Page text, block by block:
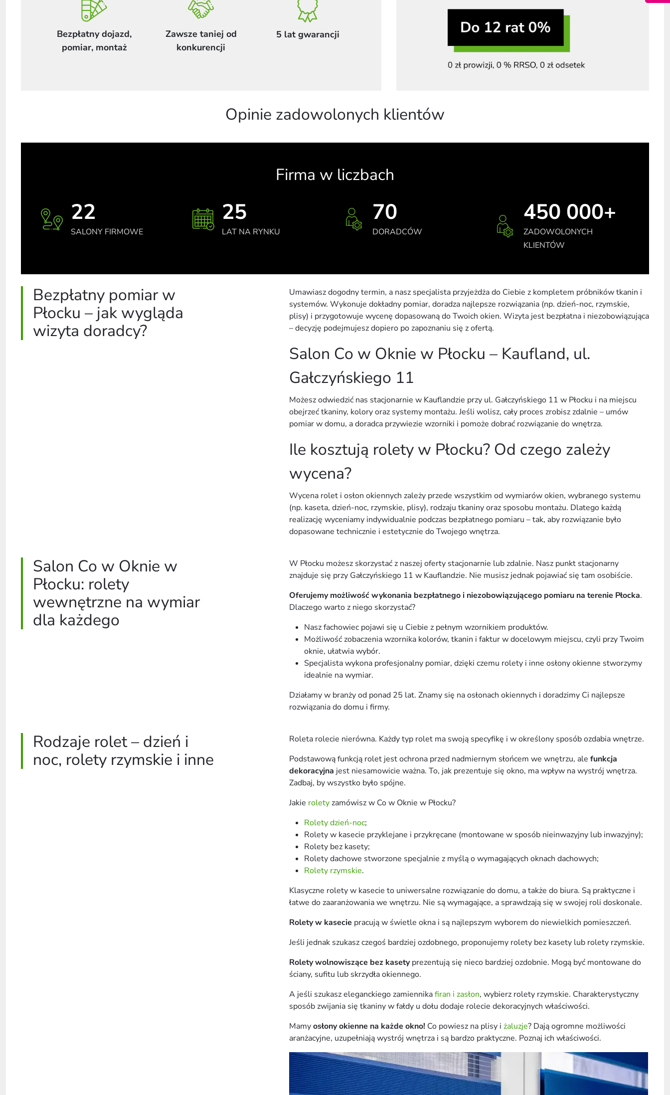
Bezpłatny dojazd,
pomiar, montaż
Zawsze taniej od
konkurencji
5 lat gwarancji
Opinie zadowolonych klientów
Firma w liczbach
22
SALONY FIRMOWE
25
LAT NA RYNKU
70
DORADCÓW
450 000+
ZADOWOLONYCH
KLIENTÓW
Bezpłatny pomiar w
Płocku – jak wygląda
wizyta doradcy?
Umawiasz dogodny termin, a nasz specjalista przyjeżdża do Ciebie z kompletem próbników tkanin i
systemów. Wykonuje dokładny pomiar, doradza najlepsze rozwiązania (np. dzień-noc, rzymskie,
plisy) i przygotowuje wycenę dopasowaną do Twoich okien. Wizyta jest bezpłatna i niezobowiązująca
– decyzję podejmujesz dopiero po zapoznaniu się z ofertą.
Salon Co w Oknie w Płocku – Kaufland, ul.
Gałczyńskiego 11
Możesz odwiedzić nas stacjonarnie w Kauflandzie przy ul. Gałczyńskiego 11 w Płocku i na miejscu
obejrzeć tkaniny, kolory oraz systemy montażu. Jeśli wolisz, cały proces zrobisz zdalnie – umów
pomiar w domu, a doradca przywiezie wzorniki i pomoże dobrać rozwiązanie do wnętrza.
Ile kosztują rolety w Płocku? Od czego zależy
wycena?
Wycena rolet i osłon okiennych zależy przede wszystkim od wymiarów okien, wybranego systemu
(np. kaseta, dzień-noc, rzymskie, plisy), rodzaju tkaniny oraz sposobu montażu. Dlatego każdą
realizację wyceniamy indywidualnie podczas bezpłatnego pomiaru – tak, aby rozwiązanie było
dopasowane technicznie i estetycznie do Twojego wnętrza.
Salon Co w Oknie w
Płocku: rolety
wewnętrzne na wymiar
dla każdego
W Płocku możesz skorzystać z naszej oferty stacjonarnie lub zdalnie. Nasz punkt stacjonarny
znajduje się przy Gałczyńskiego 11 w Kauflandzie. Nie musisz jednak pojawiać się tam osobiście.
Oferujemy możliwość wykonania bezpłatnego i niezobowiązującego pomiaru na terenie Płocka.
Dlaczego warto z niego skorzystać?
Nasz fachowiec pojawi się u Ciebie z pełnym wzornikiem produktów.
Możliwość zobaczenia wzornika kolorów, tkanin i faktur w docelowym miejscu, czyli przy Twoim
oknie, ułatwia wybór.
Specjalista wykona profesjonalny pomiar, dzięki czemu rolety i inne osłony okienne stworzymy
idealnie na wymiar.
Działamy w branży od ponad 25 lat. Znamy się na osłonach okiennych i doradzimy Ci najlepsze
rozwiązania do domu i firmy.
Rodzaje rolet – dzień i
noc, rolety rzymskie i inne
Roleta rolecie nierówna. Każdy typ rolet ma swoją specyfikę i w określony sposób ozdabia wnętrze.
Podstawową funkcją rolet jest ochrona przed nadmiernym słońcem we wnętrzu, ale funkcja
dekoracyjna jest niesamowicie ważna. To, jak prezentuje się okno, ma wpływ na wystrój wnętrza.
Zadbaj, by wszystko było spójne.
Jakie roletyzamówisz w Co w Oknie w Płocku?
Rolety dzień-noc;
Rolety w kasecie przyklejane i przykręcane (montowane w sposób nieinwazyjny lub inwazyjny);
Rolety bez kasety;
Rolety dachowe stworzone specjalnie z myślą o wymagających oknach dachowych;
Rolety rzymskie.
Klasyczne rolety w kasecie to uniwersalne rozwiązanie do domu, a także do biura. Są praktyczne i
łatwe do zaaranżowania we wnętrzu. Nie są wymagające, a sprawdzają się w swojej roli doskonale.
Rolety w kasecie pracują w świetle okna i są najlepszym wyborem do niewielkich pomieszczeń.
Jeśli jednak szukasz czegoś bardziej ozdobnego, proponujemy rolety bez kasety lub rolety rzymskie.
Rolety wolnowiszące bez kasetyprezentują się nieco bardziej ozdobnie. Mogą być montowane do
ściany, sufitu lub skrzydła okiennego.
A jeśli szukasz eleganckiego zamiennika firan i zasłon, wybierz rolety rzymskie. Charakterystyczny
sposób zwijania się tkaniny w fałdy u dołu dodaje rolecie dekoracyjnych właściwości.
Mamyosłony okienne na każde okno!Co powiesz na plisy i żaluzje? Dają ogromne możliwości
aranżacyjne, uzupełniają wystrój wnętrza i są bardzo praktyczne. Poznaj ich właściwości.